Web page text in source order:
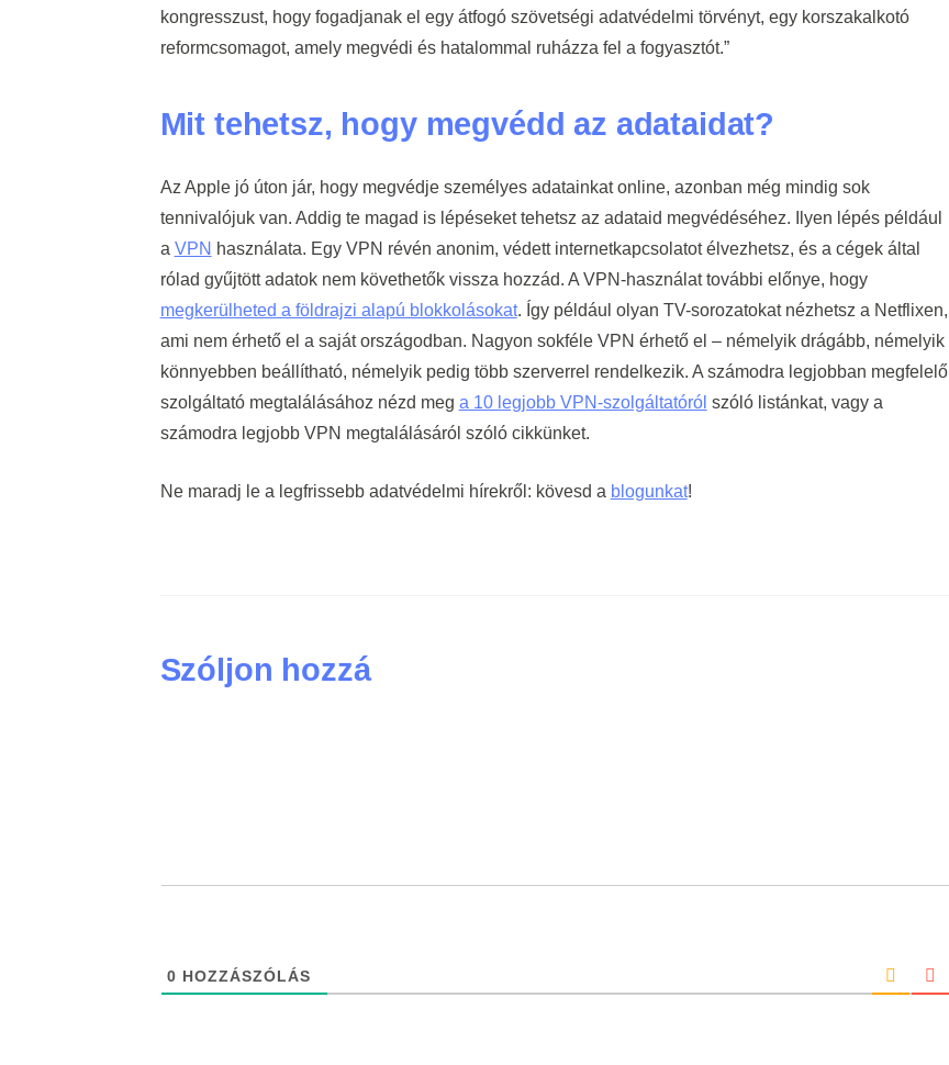
kongresszust, hogy fogadjanak el egy átfogó szövetségi adatvédelmi törvényt, egy korszakalkotó
reformcsomagot, amely megvédi és hatalommal ruházza fel a fogyasztót.”
Mit tehetsz, hogy megvédd az adataidat?
Az Apple jó úton jár, hogy megvédje személyes adatainkat online, azonban még mindig sok
tennivalójuk van. Addig te magad is lépéseket tehetsz az adataid megvédéséhez. Ilyen lépés például
a VPN használata. Egy VPN révén anonim, védett internetkapcsolatot élvezhetsz, és a cégek által
rólad gyűjtött adatok nem követhetők vissza hozzád. A VPN-használat további előnye, hogy
megkerülheted a földrajzi alapú blokkolásokat. Így például olyan TV-sorozatokat nézhetsz a Netflixen,
ami nem érhető el a saját országodban. Nagyon sokféle VPN érhető el – némelyik drágább, némelyik
könnyebben beállítható, némelyik pedig több szerverrel rendelkezik. A számodra legjobban megfelelő
szolgáltató megtalálásához nézd meg a 10 legjobb VPN-szolgáltatóról szóló listánkat, vagy a
számodra legjobb VPN megtalálásáról szóló cikkünket.
Ne maradj le a legfrissebb adatvédelmi hírekről: kövesd a blogunkat!
Szóljon hozzá
0 HOZZÁSZÓLÁS